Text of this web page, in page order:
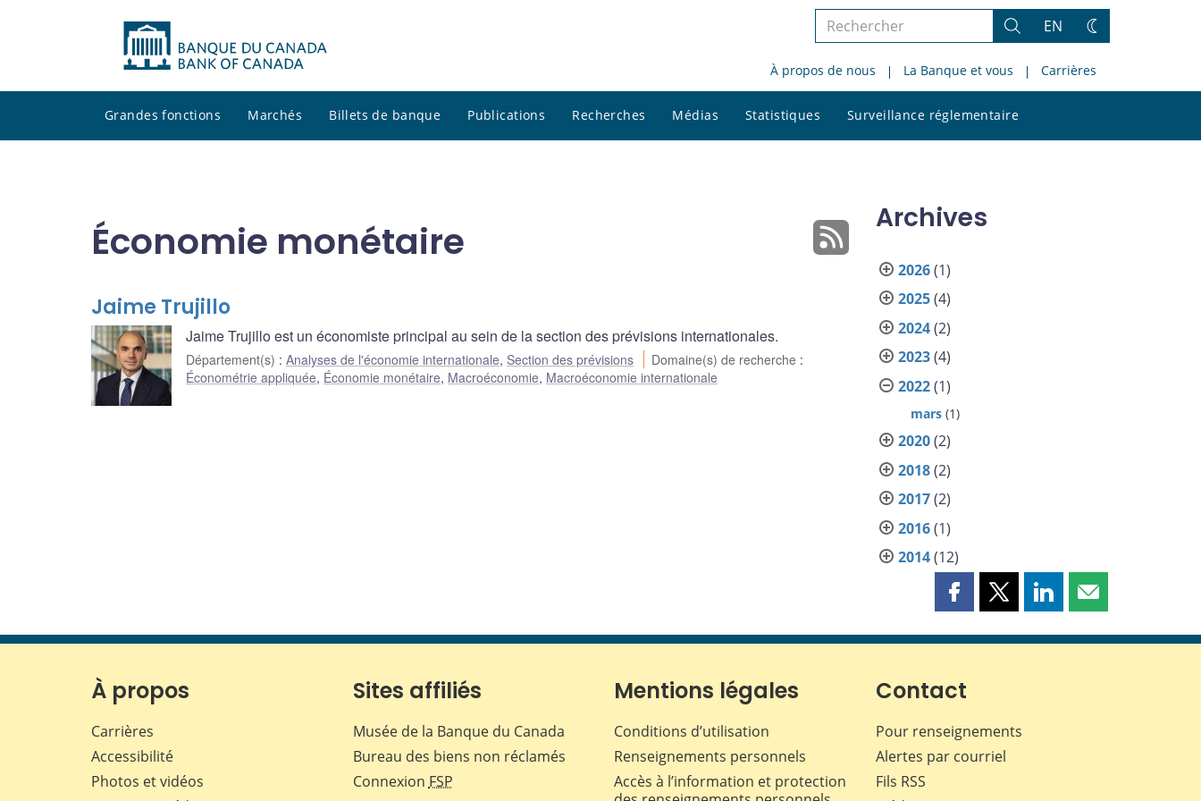
Rechercher
le
site
Rechercher
EN
Changez
thème
À propos de nous La Banque et vous Carrières
Grandes fonctions Marchés Billets de banque Publications Recherches Médias Statistiques Surveillance réglementaire
le
Économie monétaire
Jaime Trujillo
Jaime Trujillo est un économiste principal au sein de la section des prévisions internationales.
Département(s) : Analyses de l'économie internationale, Section des prévisions Domaine(s) de recherche :
Économétrie appliquée, Économie monétaire, Macroéconomie, Macroéconomie internationale
Archives
2026(1)
2025(4)
2024(2)
2023(4)
2022(1)
mars (1)
2020(2)
2018(2)
2017(2)
2016(1)
2014(12)
Partager
page
Facebook
Partager
page
Partager
page
Partager
page
À propos
Carrières
Accessibilité
Photos et vidéos
Sites affiliés
Musée de la Banque du Canada
Bureau des biens non réclamés
Connexion FSP
Mentions légales
Conditions d’utilisation
Renseignements personnels
Accès à l’information et protection
Contact
Pour renseignements
Alertes par courriel
Fils RSS